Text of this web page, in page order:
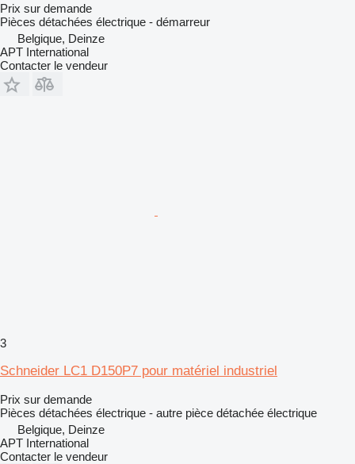
Prix sur demande
Pièces détachées électrique - démarreur
Belgique, Deinze
APT International
Contacter le vendeur
3
Schneider LC1 D150P7 pour matériel industriel
Prix sur demande
Pièces détachées électrique - autre pièce détachée électrique
Belgique, Deinze
APT International
Contacter le vendeur